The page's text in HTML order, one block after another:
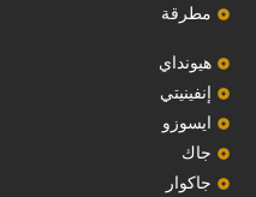
مطرقة
هيونداي
إنفينيتي
‏ايسوزو‏
‏جاك‏
جاكوار